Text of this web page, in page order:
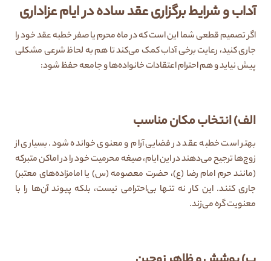
آداب و شرایط برگزاری عقد ساده در ایام عزاداری
اگر تصمیم قطعی شما این است که در ماه محرم یا صفر خطبه عقد خود را
جاری کنید، رعایت برخی آداب کمک می‌کند تا هم به لحاظ شرعی مشکلی
پیش نیاید و هم احترام اعتقادات خانواده‌ها و جامعه حفظ شود:
الف) انتخاب مکان مناسب
بهتر است خطبه عقد در فضایی آرام و معنوی خوانده شود. بسیاری از
زوج‌ها ترجیح می‌دهند در این ایام، صیغه محرمیت خود را در اماکن متبرکه
(مانند حرم امام رضا (ع)، حضرت معصومه (س) یا امامزاده‌های معتبر)
جاری کنند. این کار نه تنها بی‌احترامی نیست، بلکه پیوند آن‌ها را با
معنویت گره می‌زند.